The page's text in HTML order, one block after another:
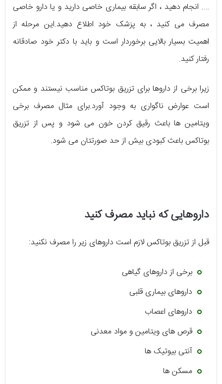
…. انجام دهید ، اگر سابقه بیماری خاصی دارید و یا دارو خاصی
مصرف می کنید ، به پزشک خود اطلاع دهید.این مرحله از
اهمیت بسیار بالایی برخوردار است و باید با دکتر خود صادقانه
رفتار کنید.
زیرا برخی از داروها برای تزریق بوتاکس مناسب نیستند و ممکن
است عوارض ناگواری به وجود آورد.برای مثال مصرف برخی
ویتامین ها باعث رقیق کردن خون می شود و پس از تزریق
بوتاکس باعث کبودی بیش از حد صورتتان می شود.
داروهایی که نباید مصرف کنید
قبل از تزریق بوتاکس لازم است داروهای زیر را مصرف نکنید:
برخی از داروهای گیاهی
داروهای بیماری قلبی
داروهای اعصاب
قرص های ویتامین و مواد معدنی
آنتی بیوتیک ها
مسکن ها